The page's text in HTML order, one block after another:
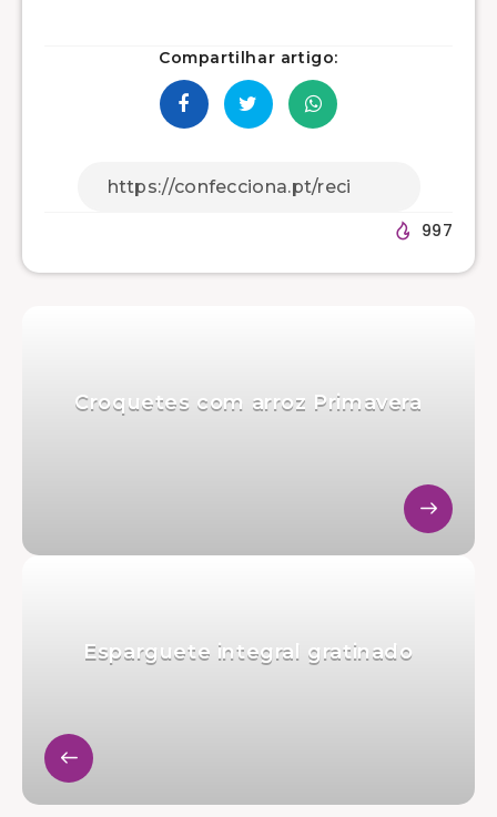
Compartilhar artigo:
997
Croquetes com arroz Primavera
Esparguete integral gratinado